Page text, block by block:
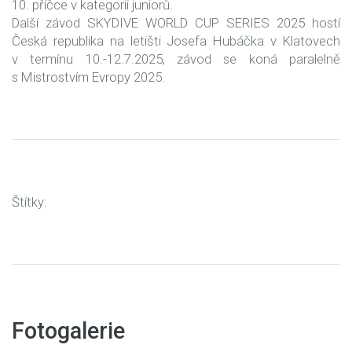
10. příčce v kategorii juniorů.
Další závod SKYDIVE WORLD CUP SERIES 2025 hostí
Česká republika na letišti Josefa Hubáčka v Klatovech
v termínu 10.-12.7.2025, závod se koná paralelně
s Mistrostvím Evropy 2025.
Štítky:
Fotogalerie